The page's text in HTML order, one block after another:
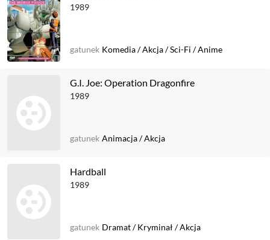
1989
gatunek Komedia/Akcja/Sci-Fi /Anime
G.I. Joe: Operation Dragonfire
1989
gatunek Animacja/Akcja
Hardball
1989
gatunek Dramat/Kryminał /Akcja